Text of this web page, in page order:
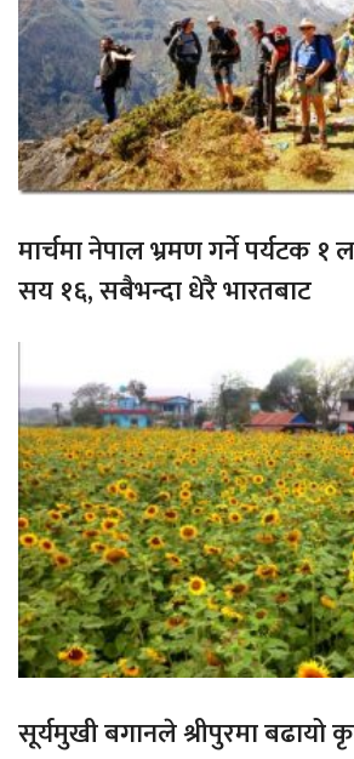
मार्चमा नेपाल भ्रमण गर्ने पर्यटक
सय १६, सबैभन्दा धेरै भारतबाट
सूर्यमुखी बगानले श्रीपुरमा बढायो